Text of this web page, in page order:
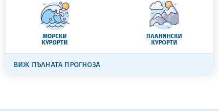
МОРСКИ
КУРОРТИ
ПЛАНИНСКИ
КУРОРТИ
ВИЖ ПЪЛНАТА ПРОГНОЗА